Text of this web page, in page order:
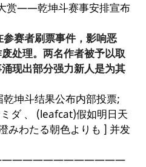
赏——乾坤斗赛事安排宣布
参赛者刷票事件，影响恶
处理。两名作者被予以取
现出部分强力新人是为其
坤斗结果公布内部投票;
ミダ 、 (leafcat)假如明日天
みわたる朝色よりも ] 并发